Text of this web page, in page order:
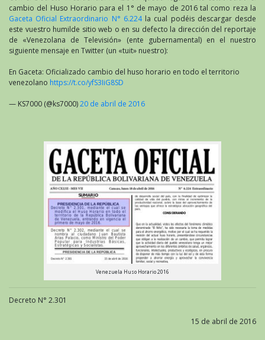
cambio del Huso Horario para el 1° de mayo de 2016 tal como reza la
Gaceta Oficial Extraordinario N° 6.224la cual podéis descargar desde
este vuestro humilde sitio web o en su defecto la dirección del reportaje
de «Venezolana de Televisión» (ente gubernamental) en el nuestro
siguiente mensaje en Twitter (un «tuit» nuestro):
En Gaceta: Oficializado cambio del huso horario en todo el territorio
venezolano https://t.co/yfS3IiG8SD
— KS7000 (@ks7000)20 de abril de 2016
Venezuela Huso Horario 2016
Decreto N° 2.301
15 de abril de 2016